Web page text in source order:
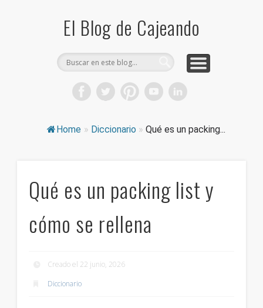
El Blog de Cajeando
Home » Diccionario » Qué es un packing...
Qué es un packing list y
cómo se rellena
Creado el 22 junio, 2026
Diccionario